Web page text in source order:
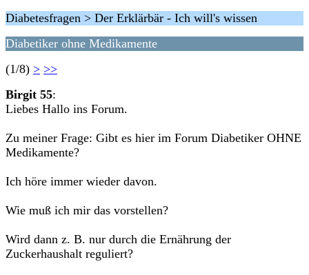
Diabetesfragen > Der Erklärbär - Ich will's wissen
Diabetiker ohne Medikamente
(1/8) > >>
Birgit 55:
Liebes Hallo ins Forum.
Zu meiner Frage: Gibt es hier im Forum Diabetiker OHNE
Medikamente?
Ich höre immer wieder davon.
Wie muß ich mir das vorstellen?
Wird dann z. B. nur durch die Ernährung der
Zuckerhaushalt reguliert?